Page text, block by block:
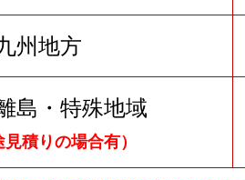
州地方
島・特殊地域
積りの場合有）